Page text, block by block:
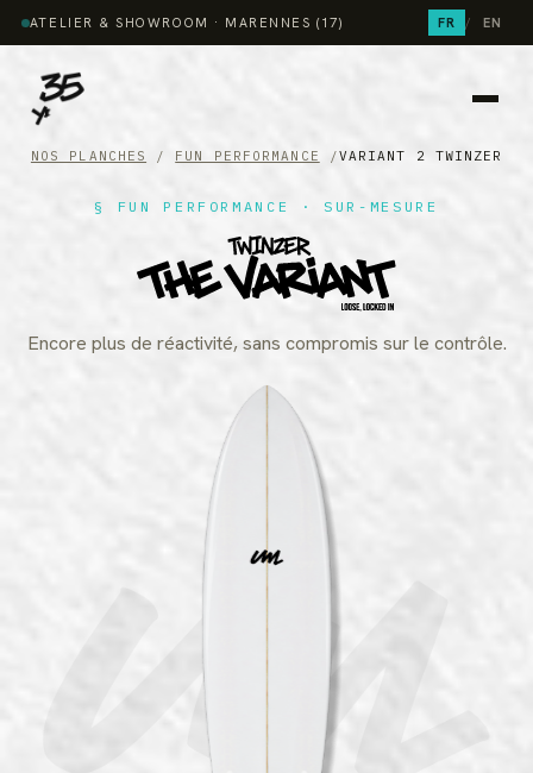
ATELIER & SHOWROOM · MARENNES (17) FR / EN
NOS PLANCHES / FUN PERFORMANCE /VARIANT 2 TWINZER
§ FUN PERFORMANCE ·SUR-MESURE
Encore plus de réactivité, sans compromis sur le contrôle.